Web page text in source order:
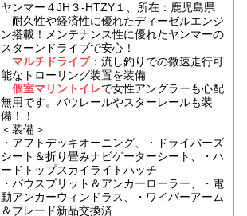
ヤンマー４JH３-HTZY１、所在：鹿児島県
耐久性や経済性に優れたディーゼルエンジ
ン搭載！メンテナンス性に優れたヤンマーの
スターンドライブで安心！
マルチドライブ：流し釣りでの微速走行可
能なトローリング装置を装備
個室マリントイレで女性アングラーも心配
無用です。バウレールやスターレールも装
備！！
＜装備＞
・アフトデッキオーニング、・ドライバーズ
シート＆折り畳みナビゲーターシート、・ハ
ードトップスカイライトハッチ
・バウスプリット＆アンカーローラー、・電
動アンカーウィンドラス、・ワイパーアーム
＆ブレード新品交換済